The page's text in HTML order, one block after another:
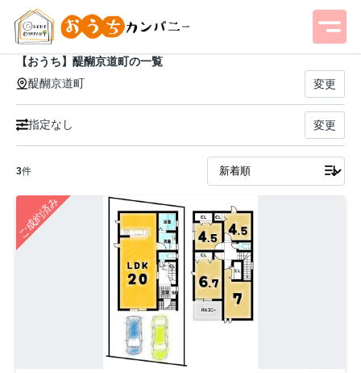
【おうち】醍醐京道町の一覧
醍醐京道町
変更
指定なし 変更
3件
ご成約済み